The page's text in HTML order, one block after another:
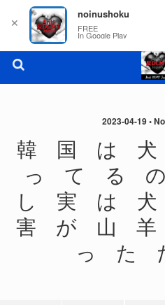
2023-04-19 •
韓 国 は
っ て る
し 実 は
害 が 山
っ た
✕
noinushoku
FREE
In Google Play